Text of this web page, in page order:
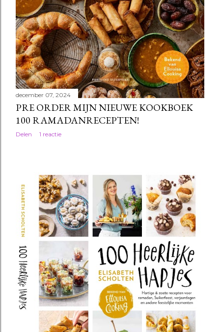
december 07, 2024
PRE ORDER MIJN NIEUWE KOOKBOEK
100 RAMADANRECEPTEN!
Delen 1 reactie